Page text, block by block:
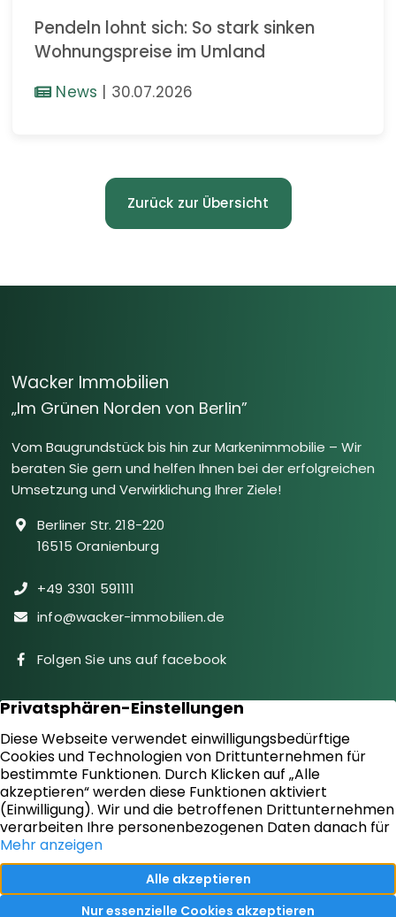
Pendeln lohnt sich: So stark sinken
Wohnungspreise im Umland
News | 30.07.2026
Zurück zur Übersicht
Wacker Immobilien
„Im Grünen Norden von Berlin”
Vom Baugrundstück bis hin zur Markenimmobilie – Wir
beraten Sie gern und helfen Ihnen bei der erfolgreichen
Umsetzung und Verwirklichung Ihrer Ziele!
Berliner Str. 218-220
16515 Oranienburg
+49 3301 591111
info@wacker-immobilien.de
Folgen Sie uns auf facebook
Immobilien
Downloads
Diensteistungen
Aktuelles
Sie suchen
Kontakt
Sie bieten an
Impressum
Kundenstimmen
Vertrag widerrufen